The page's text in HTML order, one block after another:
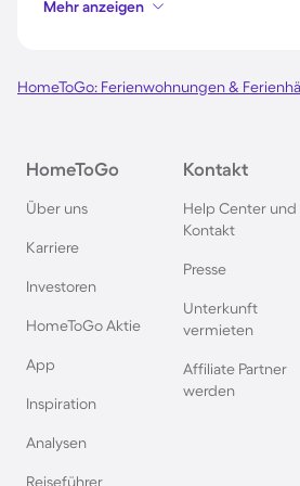
Pensionen in Bayern
Pensionen in der Eifel
Pensionen im Sauerland
Pensionen in Prag
Mehr anzeigen
HomeToGo: Ferienwohnungen &
HomeToGo
Über uns
Karriere
Investoren
HomeToGo Aktie
App
Inspiration
Analysen
Reiseführer
Kontakt
Help Center und
Kontakt
Presse
Unterkunft
vermieten
Affiliate Partner
werden